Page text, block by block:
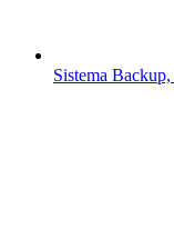
Sistema Backup,